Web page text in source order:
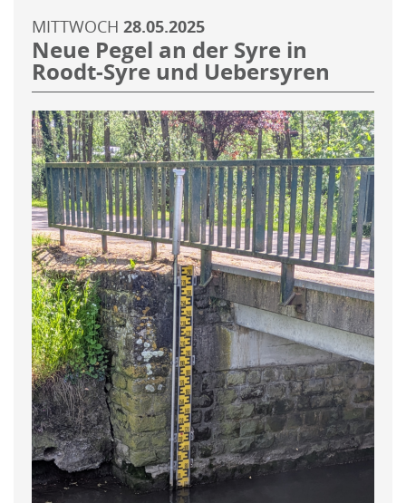
MITTWOCH 28.05.2025
Neue Pegel an der Syre in
Roodt-Syre und Uebersyren